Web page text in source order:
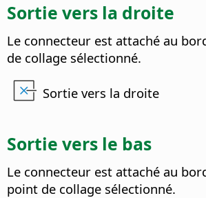
Sortie vers la droite
Le connecteur est attaché au
de collage sélectionné.
Sortie vers la droite
Sortie vers le bas
Le connecteur est attaché au
point de collage sélectionné.